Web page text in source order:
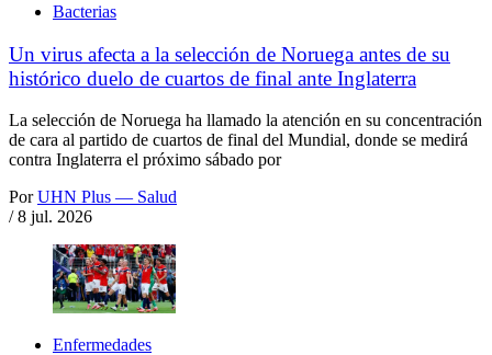
Bacterias
Un virus afecta a la selección de Noruega antes de su
histórico duelo de cuartos de final ante Inglaterra
La selección de Noruega ha llamado la atención en su concentración
de cara al partido de cuartos de final del Mundial, donde se medirá
contra Inglaterra el próximo sábado por
Por UHN Plus — Salud
/ 8 jul. 2026
Enfermedades